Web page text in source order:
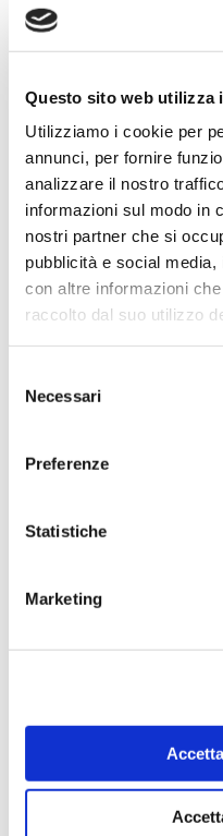
Questo sito web utilizza
Utilizziamo i cookie per
annunci, per fornire
analizzare il nostro
informazioni sul modo in
nostri partner che si
pubblicità e social
con altre informazioni
raccolto dal suo utilizzo
delNecessari
Preferenze
Statistiche
Marketing
POLTRONE